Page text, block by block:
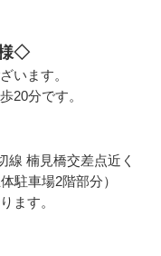
◇
います。
20分です。
線 楠見橋交差点近く
駐車場2階部分）
ます。